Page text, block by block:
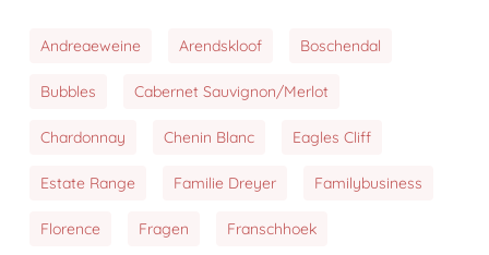
Andreaeweine Arendskloof Boschendal
Bubbles Cabernet Sauvignon/Merlot
Chardonnay Chenin Blanc Eagles Cliff
Estate Range Familie Dreyer Familybusiness
Florence Fragen Franschhoek